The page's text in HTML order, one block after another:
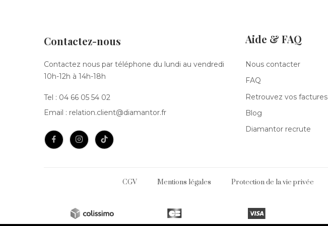
Contactez-nous
Contactez nous par téléphone du lundi au vendredi
10h-12h à 14h-18h
Tel : 04 66 05 54 02
Email : relation.client@diamantor.fr
Aide & FAQ
Nous contacter
FAQ
Retrouvez vos factures
Blog
Diamantor recrute
CGV Mentions légales Protection de la vie privée